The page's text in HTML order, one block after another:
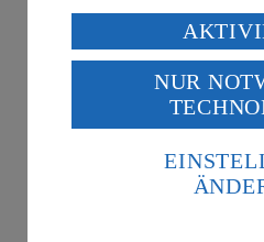
Warum ist eine
Folsäure wichtig?
Kategorie:Ernährung
Folsäure ist eigentlich die
Form des Vitamins Folat. Im
eigentlich das Vitamin
Verarbeitung deiner
USA durch Facebook und
Wenn du auf „Aktivieren“
des Art. 49 Abs. 1 Satz 1 lit.
Daten in den USA
die USA als Land mit einem
Standards nicht
Es besteht das Risiko eines
NUR